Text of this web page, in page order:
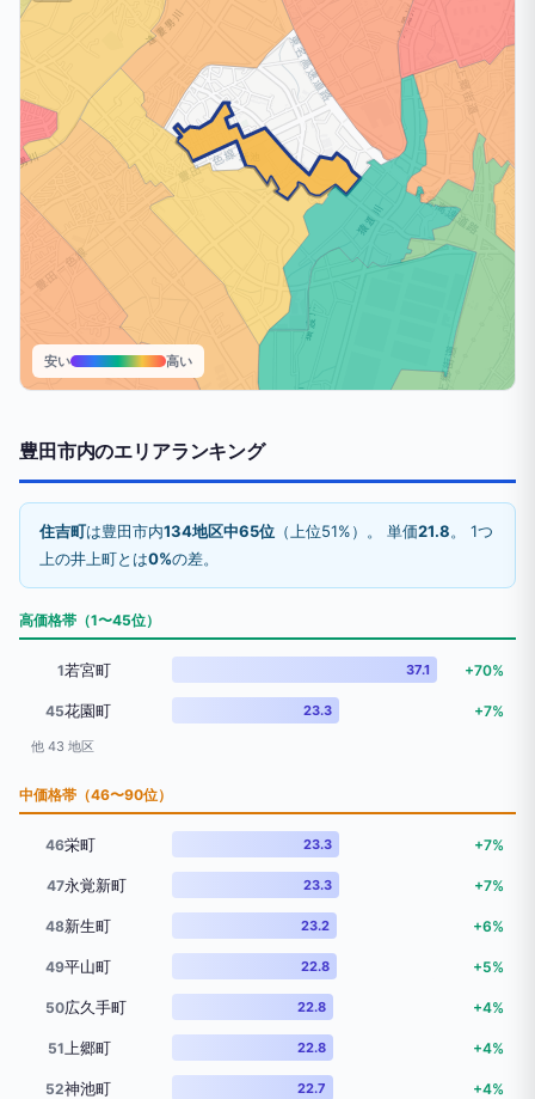
安い 高い
豊田市内のエリアランキング
住吉町は豊田市内134地区中65位 （上位51%）。 単価21.8。 1つ
上の井上町とは0%の差。
高価格帯（1〜45位）
1若宮町 37.1 +70%
45花園町 23.3 +7%
他 43 地区
中価格帯（46〜90位）
46栄町 23.3 +7%
47永覚新町 23.3 +7%
48新生町 23.2 +6%
49平山町 22.8 +5%
50広久手町 22.8 +4%
51 上郷町 22.8 +4%
52神池町 22.7 +4%